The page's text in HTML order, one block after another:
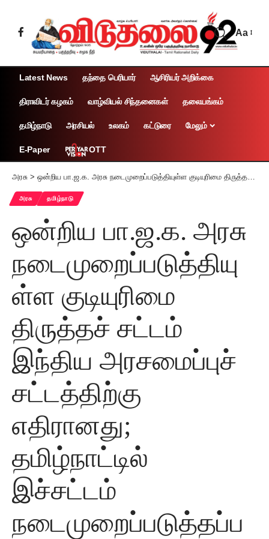
Aa
Latest News தந்தை பெரியார் ஆசிரியர் அறிக்கை
திராவிடர் கழகம் வாழ்வியல் சிந்தனைகள் தலையங்கம்
தமிழ்நாடு அரசியல் உலகம் கட்டுரை மேலும்
E-Paper OTT
அரசு > ஒன்றிய பா.ஜ.க. அரசு நடைமுறைப்படுத்தியுள்ள குடியுரிமை திருத்தச் சட்டம் இந்திய அரசமைப்புச் சட்டத்திற்கு எதிரானது; தமிழ்நாட்டில் இச்சட்டம் நடைமுறைப்படுத்தப்படாது! முதலமைச்சர் மு.க.ஸ்டாலின் அறிவிப்பு
அரசு தமிழ்நாடு
ஒன்றிய பா.ஜ.க. அரசு
நடைமுறைப்படுத்தியு
ள்ள குடியுரிமை
திருத்தச் சட்டம்
இந்திய அரசமைப்புச்
சட்டத்திற்கு
எதிரானது;
தமிழ்நாட்டில்
இச்சட்டம்
நடைமுறைப்படுத்தப்ப